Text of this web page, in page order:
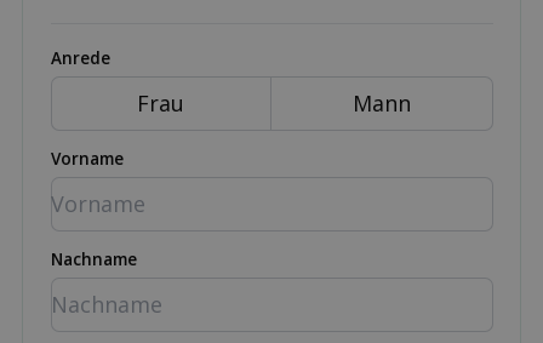
Anrede
Frau Mann
Vorname
Nachname